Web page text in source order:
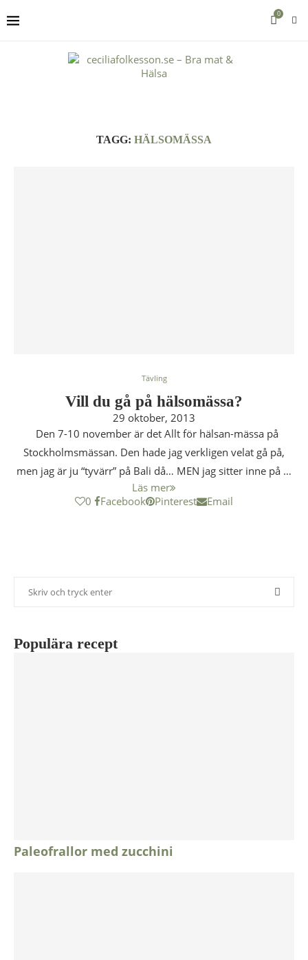
0
TAGG: HÄLSOMÄSSA
Tävling
Vill du gå på hälsomässa?
29 oktober, 2013
Den 7-10 november är det Allt för hälsan-mässa på
Stockholmsmässan. Den hade jag verkligen velat gå på,
men jag är ju “tyvärr” på Bali då… MEN jag sitter inne på …
Läs mer
0
Facebook Pinterest Email
Populära recept
Paleofrallor med zucchini